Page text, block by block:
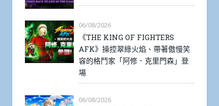
06/08/2026
《THE KING OF FIGHTERS
AFK》操控翠綠火焰、帶著傲慢笑
容的格鬥家「阿修．克里門森」登
場
06/08/2026